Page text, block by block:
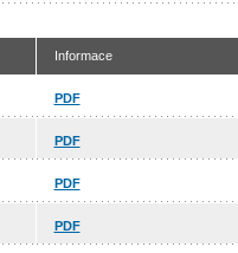
Informace
PDF
PDF
PDF
PDF